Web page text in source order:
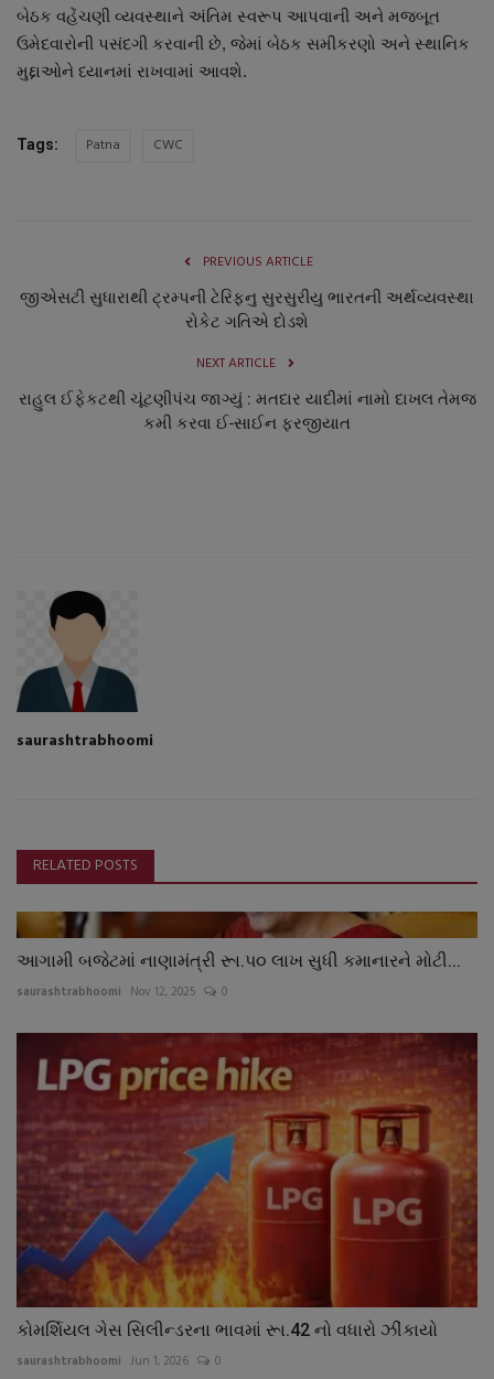
સ્પોર્ટ્સ
ગુનાખોરી
બેઠક વહેંચણી વ્યવસ્થાને અંતિમ સ્વરૂપ આપવાની અને મજબૂત
ઉમેદવારોની પસંદગી કરવાની છે, જેમાં બેઠક સમીકરણો અને સ્થાનિક
મુદ્દાઓને ધ્યાનમાં રાખવામાં આવશે.
Tags: Patna CWC
PREVIOUS ARTICLE
જીએસટી સુધારાથી ટ્રમ્પની ટેરિફનુ સુરસુરીયુ ભારતની અર્થવ્યવસ્થા
રોકેટ ગતિએ દોડશે
NEXT ARTICLE
રાહુલ ઈફેકટથી ચૂંટણીપંચ જાગ્યું : મતદાર યાદીમાં નામો દાખલ તેમજ
કમી કરવા ઈ-સાઈન ફરજીયાત
saurashtrabhoomi
RELATED POSTS
આગામી બજેટમાં નાણામંત્રી રૂા.પ૦ લાખ સુધી કમાનારને મોટી...
saurashtrabhoomi Nov 12, 2025 0
કોમર્શિયલ ગેસ સિલીન્ડરના ભાવમાં રૂા.42 નો વધારો ઝીંકાયો
saurashtrabhoomi Jun 1, 2026 0